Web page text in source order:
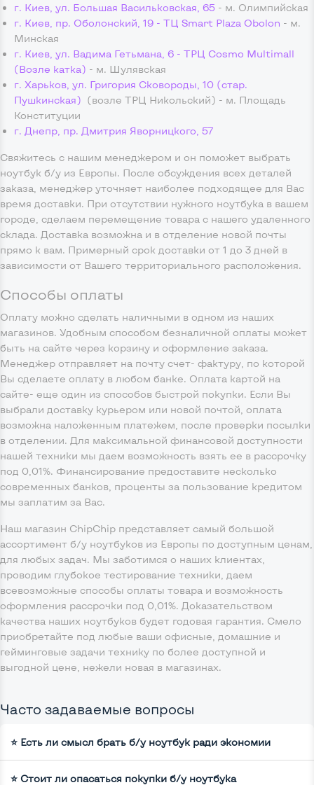
г. Киев, ул. Большая Васильковская, 65 - м. Олимпийская
г. Киев, пр. Оболонский, 19 - ТЦ Smart Plaza Obolon - м.
Минская
г. Киев, ул. Вадима Гетьмана, 6 - ТРЦ Cosmo Multimall
(Возле катка) - м. Шулявская
г. Харьков, ул. Григория Сковороды, 10 (стар.
Пушкинская) (возле ТРЦ Никольский) - м. Площадь
Конституции
г. Днепр, пр. Дмитрия Яворницкого, 57
Свяжитесь с нашим менеджером и он поможет выбрать
ноутбук б/у из Европы. После обсуждения всех деталей
заказа, менеджер уточняет наиболее подходящее для Вас
время доставки. При отсутствии нужного ноутбука в вашем
городе, сделаем перемещение товара с нашего удаленного
склада. Доставка возможна и в отделение новой почты
прямо к вам. Примерный срок доставки от 1 до 3 дней в
зависимости от Вашего территориального расположения.
Способы оплаты
Оплату можно сделать наличными в одном из наших
магазинов. Удобным способом безналичной оплаты может
быть на сайте через корзину и оформление заказа.
Менеджер отправляет на почту счет- фактуру, по которой
Вы сделаете оплату в любом банке. Оплата картой на
сайте- еще один из способов быстрой покупки. Если Вы
выбрали доставку курьером или новой почтой, оплата
возможна наложенным платежем, после проверки посылки
в отделении. Для максимальной финансовой доступности
нашей техники мы даем возможность взять ее в рассрочку
под 0,01%. Финансирование предоставите несколько
современных банков, проценты за пользование кредитом
мы заплатим за Вас.
Наш магазин ChipChip представляет самый большой
ассортимент б/у ноутбуков из Европы по доступным ценам,
для любых задач. Мы заботимся о наших клиентах,
проводим глубокое тестирование техники, даем
всевозможные способы оплаты товара и возможность
оформления рассрочки под 0,01%. Доказательством
качества наших ноутбуков будет годовая гарантия. Смело
приобретайте под любые ваши офисные, домашние и
гейминговые задачи технику по более доступной и
выгодной цене, нежели новая в магазинах.
Часто задаваемые вопросы
⭐ Есть ли смысл брать б/у ноутбук ради экономии
⭐ Стоит ли опасаться покупки б/у ноутбука